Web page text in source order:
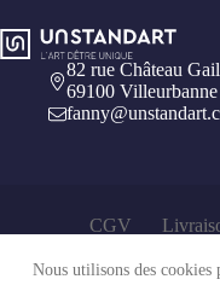
Nous utilisons des cookies
82 rue Château
69100 Villeurbanne
CGV